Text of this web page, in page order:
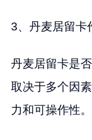
3、丹麦居留卡
丹麦居留卡是
取决于多个因
力和可操作性。